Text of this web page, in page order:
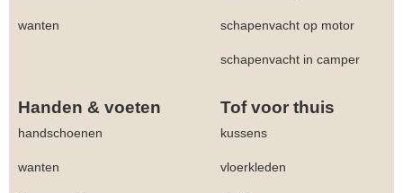
wanten schapenvacht op motor
schapenvacht in camper
Handen & voeten Tof voor thuis
handschoenen kussens
wanten vloerkleden